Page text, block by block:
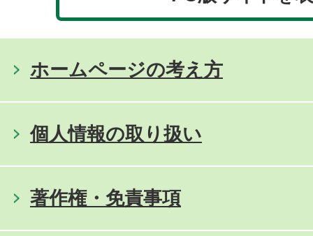
ホームページの考え方
個人情報の取り扱い
著作権・免責事項